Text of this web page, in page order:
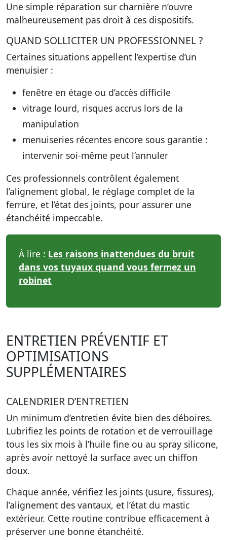
Une simple réparation sur charnière n’ouvre
malheureusement pas droit à ces dispositifs.
QUAND SOLLICITER UN PROFESSIONNEL ?
Certaines situations appellent l’expertise d’un
menuisier :
fenêtre en étage ou d’accès difficile
vitrage lourd, risques accrus lors de la
manipulation
menuiseries récentes encore sous garantie :
intervenir soi-même peut l’annuler
Ces professionnels contrôlent également
l’alignement global, le réglage complet de la
ferrure, et l’état des joints, pour assurer une
étanchéité impeccable.
À lire : Les raisons inattendues du bruit
dans vos tuyaux quand vous fermez un
robinet
ENTRETIEN PRÉVENTIF ET
OPTIMISATIONS
SUPPLÉMENTAIRES
CALENDRIER D’ENTRETIEN
Un minimum d’entretien évite bien des déboires.
Lubrifiez les points de rotation et de verrouillage
tous les six mois à l’huile fine ou au spray silicone,
après avoir nettoyé la surface avec un chiffon
doux.
Chaque année, vérifiez les joints (usure, fissures),
l’alignement des vantaux, et l’état du mastic
extérieur. Cette routine contribue efficacement à
préserver une bonne étanchéité.